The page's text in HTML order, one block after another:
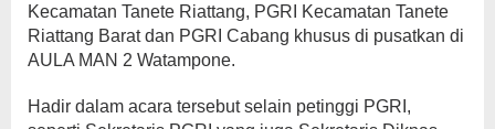
Kecamatan Tanete Riattang, PGRI Kecamatan Tanete
Riattang Barat dan PGRI Cabang khusus di pusatkan di
AULA MAN 2 Watampone.
Hadir dalam acara tersebut selain petinggi PGRI,